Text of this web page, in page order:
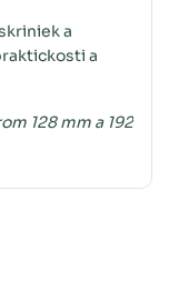
a
a
128 mm a 192